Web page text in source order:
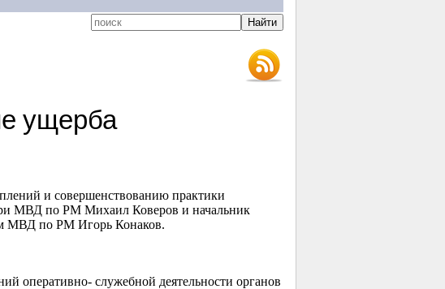
ущерба
и совершенствованию практики
МВД по РМ Михаил Коверов и начальник
МВД по РМ Игорь Конаков.
оперативно- служебной деятельности органов